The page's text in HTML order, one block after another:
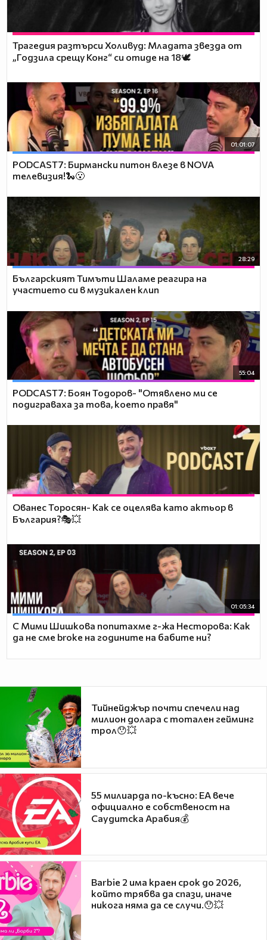
Трагедия разтърси Холивуд: Младата звезда от
„Годзила срещу Конг“ си отиде на 18🕊️
01:01:07
PODCAST7: Бирмански питон влезе в NOVA
телевизия!🐍😮
28:29
Българският Тимъти Шаламе реагира на
участието си в музикален клип
55:04
PODCAST7: ‪Боян Тодоров- "Отявлено ми се
подиграваха за това, което правя"
Ованес Торосян- Как се оцелява като актьор в
България?🎭💥
01:05:34
С Мими Шишкова попитахме г-жа Несторова: Как
да не сме broke на годините на бабите ни?
Тийнейджър почти спечели над
милион долара с тотален гейминг
трол😯💥
55 милиарда по-късно: EA вече
официално е собственост на
Саудитска Арабия💰
Barbie 2 има краен срок до 2026,
който трябва да спази, иначе
никога няма да се случи.😯💥